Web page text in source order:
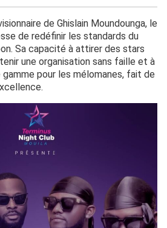
de Ghislain Moundounga, le
de redéfinir les standards du
Sa capacité à attirer des stars
une organisation sans faille et à
pour les mélomanes, fait de